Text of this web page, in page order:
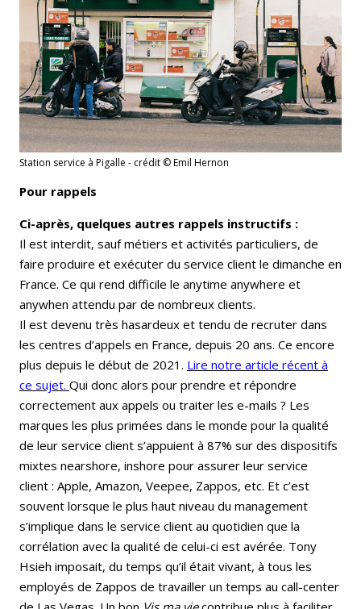
Station service à Pigalle - crédit © Emil Hernon
Pour rappels
Ci-après, quelques autres rappels instructifs :
Il est interdit, sauf métiers et activités particuliers, de
faire produire et exécuter du service client le dimanche en
France. Ce qui rend difficile le anytime anywhere et
anywhen attendu par de nombreux clients.
Il est devenu très hasardeux et tendu de recruter dans
les centres d’appels en France, depuis 20 ans. Ce encore
plus depuis le début de 2021. Lire notre article récent à
ce sujet. Qui donc alors pour prendre et répondre
correctement aux appels ou traiter les e-mails ? Les
marques les plus primées dans le monde pour la qualité
de leur service client s’appuient à 87% sur des dispositifs
mixtes nearshore, inshore pour assurer leur service
client : Apple, Amazon, Veepee, Zappos, etc. Et c’est
souvent lorsque le plus haut niveau du management
s’implique dans le service client au quotidien que la
corrélation avec la qualité de celui-ci est avérée. Tony
Hsieh imposait, du temps qu’il était vivant, à tous les
employés de Zappos de travailler un temps au call-center